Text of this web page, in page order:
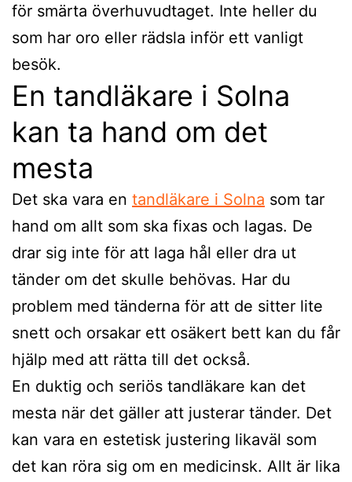
för smärta överhuvudtaget. Inte heller du
som har oro eller rädsla inför ett vanligt
besök.
En tandläkare i Solna
kan ta hand om det
mesta
Det ska vara en tandläkare i Solna som tar
hand om allt som ska fixas och lagas. De
drar sig inte för att laga hål eller dra ut
tänder om det skulle behövas. Har du
problem med tänderna för att de sitter lite
snett och orsakar ett osäkert bett kan du får
hjälp med att rätta till det också.
En duktig och seriös tandläkare kan det
mesta när det gäller att justerar tänder. Det
kan vara en estetisk justering likaväl som
det kan röra sig om en medicinsk. Allt är lika